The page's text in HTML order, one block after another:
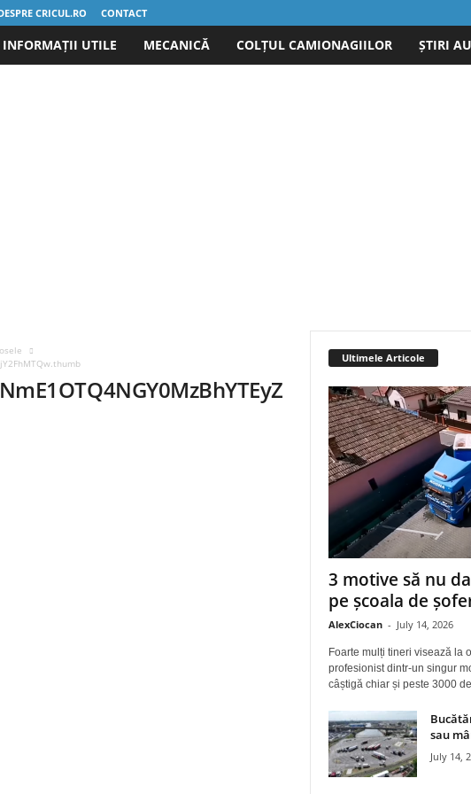
CRICUL.RO CONTACT
INFORMAȚII UTILE MECANICĂ COLȚUL CAMIONAGIILOR ȘTIRI
Ultimele Articole
3 motive să nu
pe școala de
AlexCiocan - July 14, 2026
Foarte mulți tineri visează la
profesionist dintr-un singur
câștigă chiar și peste 3000
sau
July 14,